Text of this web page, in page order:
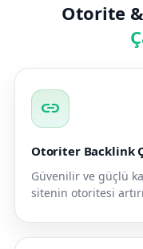
Otorite
link
Otoriter Backlink
Güvenilir ve güçlü
sitenin otoritesi